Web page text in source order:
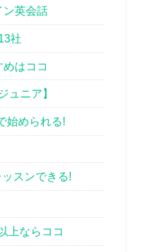
ン英会話
社
はココ
ュニア】
始められる!
スンできる!
上ならココ